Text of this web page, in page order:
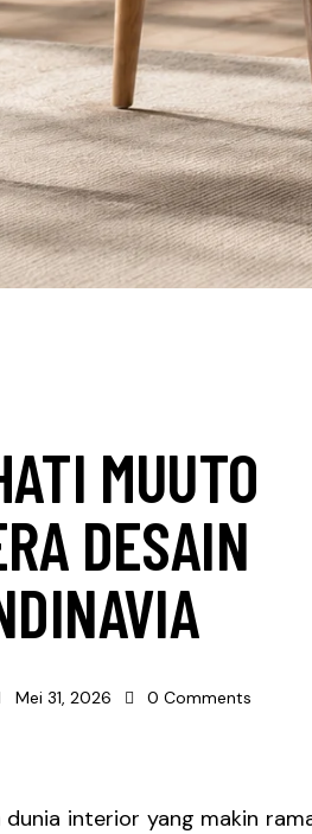
MUUTO
DESAIN
Mei 31, 2026 0 Comments
dunia interior yang makin